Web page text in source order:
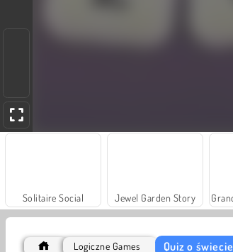
Solitaire Social Jewel Garden Story
Logiczne Games Quiz o świecie